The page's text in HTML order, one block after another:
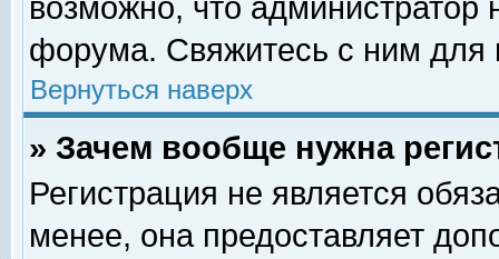
возможно, что
форума. Свяжитесь с ним для
Вернуться наверх
» Зачем вообще нужна
Регистрация не является
менее, она предоставляет